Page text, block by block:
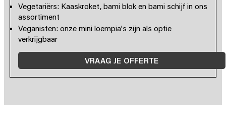
Vegetariërs: Kaaskroket, bami blok en bami schijf in ons
assortiment
Veganisten: onze mini loempia's zijn als optie
verkrijgbaar
VRAAG JE OFFERTE